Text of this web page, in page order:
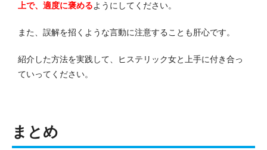
上で、適度に褒めるようにしてください。
また、誤解を招くような言動に注意することも肝心です。
紹介した方法を実践して、ヒステリック女と上手に付き合っ
ていってください。
まとめ